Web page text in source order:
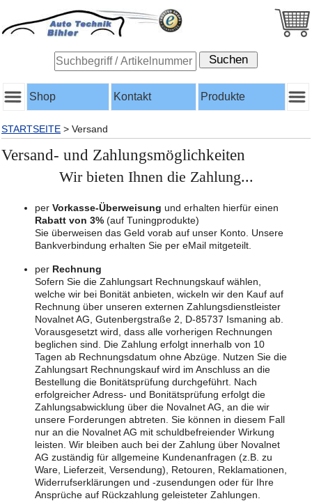
Shop Kontakt Produkte
STARTSEITE > Versand
Versand- und Zahlungsmöglichkeiten
Wir bieten Ihnen die Zahlung...
per Vorkasse-Überweisung und erhalten hierfür einen
Rabatt von 3%(auf Tuningprodukte)
Sie überweisen das Geld vorab auf unser Konto. Unsere
Bankverbindung erhalten Sie per eMail mitgeteilt.
per Rechnung
Sofern Sie die Zahlungsart Rechnungskauf wählen,
welche wir bei Bonität anbieten, wickeln wir den Kauf auf
Rechnung über unseren externen Zahlungsdienstleister
Novalnet AG, Gutenbergstraße 2, D-85737 Ismaning ab.
Vorausgesetzt wird, dass alle vorherigen Rechnungen
beglichen sind. Die Zahlung erfolgt innerhalb von 10
Tagen ab Rechnungsdatum ohne Abzüge. Nutzen Sie die
Zahlungsart Rechnungskauf wird im Anschluss an die
Bestellung die Bonitätsprüfung durchgeführt. Nach
erfolgreicher Adress- und Bonitätsprüfung erfolgt die
Zahlungsabwicklung über die Novalnet AG, an die wir
unsere Forderungen abtreten. Sie können in diesem Fall
nur an die Novalnet AG mit schuldbefreiender Wirkung
leisten. Wir bleiben auch bei der Zahlung über Novalnet
AG zuständig für allgemeine Kundenanfragen (z.B. zu
Ware, Lieferzeit, Versendung), Retouren, Reklamationen,
Widerrufserklärungen und -zusendungen oder für Ihre
Ansprüche auf Rückzahlung geleisteter Zahlungen.